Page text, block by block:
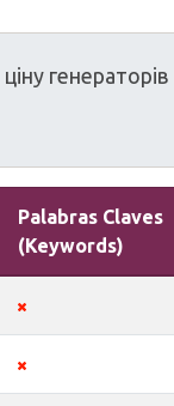
ціну генераторів
Palabras Claves
(Keywords)